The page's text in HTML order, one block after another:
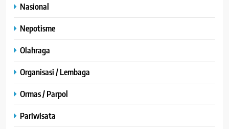
Nasional
Nepotisme
Olahraga
Organisasi / Lembaga
Ormas / Parpol
Pariwisata